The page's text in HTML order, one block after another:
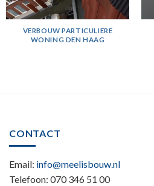
VERBOUW PARTICULIERE
WONING DEN HAAG
CONTACT
Email: info@meelisbouw.nl
Telefoon: 070 346 51 00